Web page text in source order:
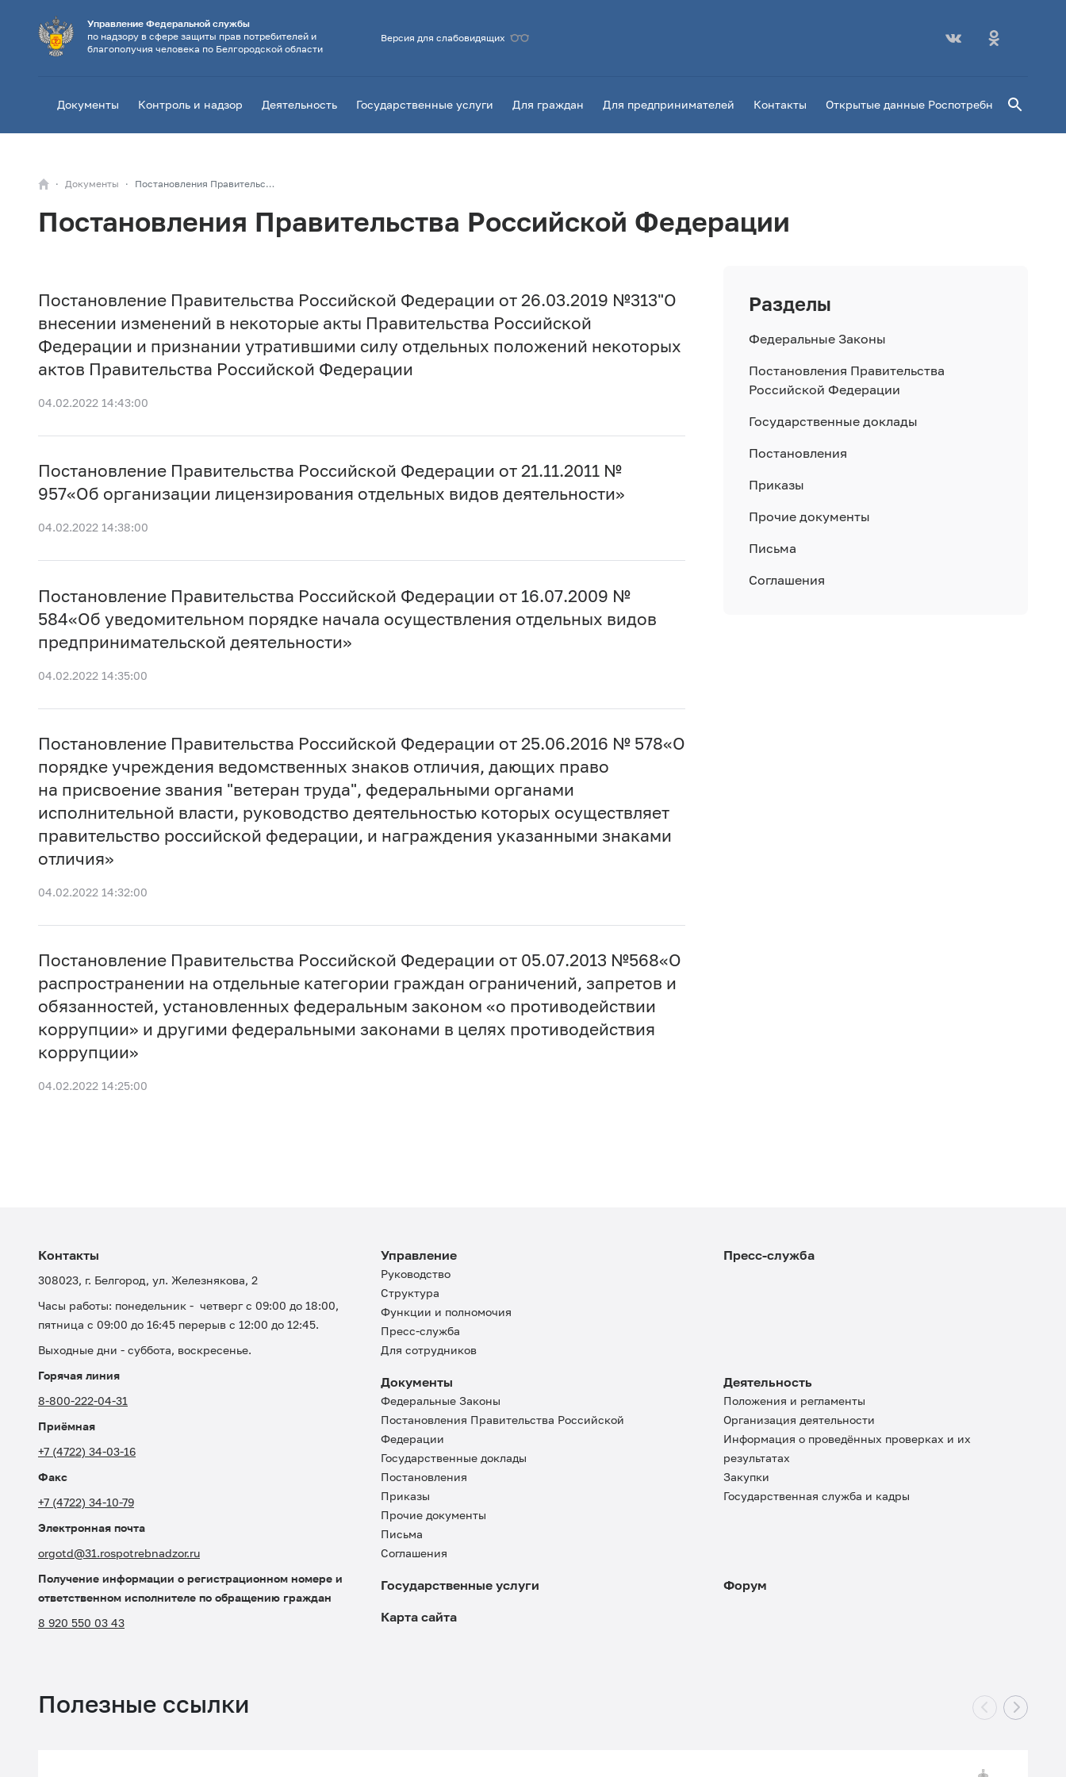
Управление Федеральной службы
по надзору в сфере защиты прав потребителей и
благополучия человека по Белгородской области
Версия для слабовидящих
Документы Контроль и надзор Деятельность Государственные услуги Для граждан Для предпринимателей Контакты Открытые данные Роспотребнадзора
Поиск
Документы Постановления Правительства Российской Федерации
Постановления Правительства Российской Федерации
Постановление Правительства Российской Федерации от 26.03.2019 №313"О
внесении изменений в некоторые акты Правительства Российской
Федерации и признании утратившими силу отдельных положений некоторых
актов Правительства Российской Федерации
04.02.2022 14:43:00
Постановление Правительства Российской Федерации от 21.11.2011 №
957«Об организации лицензирования отдельных видов деятельности»
04.02.2022 14:38:00
Постановление Правительства Российской Федерации от 16.07.2009 №
584«Об уведомительном порядке начала осуществления отдельных видов
предпринимательской деятельности»
04.02.2022 14:35:00
Постановление Правительства Российской Федерации от 25.06.2016 № 578«О
порядке учреждения ведомственных знаков отличия, дающих право
на присвоение звания "ветеран труда", федеральными органами
исполнительной власти, руководство деятельностью которых осуществляет
правительство российской федерации, и награждения указанными знаками
отличия»
04.02.2022 14:32:00
Постановление Правительства Российской Федерации от 05.07.2013 №568«О
распространении на отдельные категории граждан ограничений, запретов и
обязанностей, установленных федеральным законом «о противодействии
коррупции» и другими федеральными законами в целях противодействия
коррупции»
04.02.2022 14:25:00
Разделы
Федеральные Законы
Постановления Правительства
Российской Федерации
Государственные доклады
Постановления
Приказы
Прочие документы
Письма
Соглашения
Контакты
308023, г. Белгород, ул. Железнякова, 2
Часы работы: понедельник - четверг с 09:00 до 18:00,
пятница с 09:00 до 16:45 перерыв с 12:00 до 12:45.
Выходные дни - суббота, воскресенье.
Горячая линия
8-800-222-04-31
Приёмная
+7 (4722) 34-03-16
Факс
+7 (4722) 34-10-79
Электронная почта
orgotd@31.rospotrebnadzor.ru
Получение информации о регистрационном номере и
ответственном исполнителе по обращению граждан
8 920 550 03 43
Управление
Руководство
Структура
Функции и полномочия
Пресс-служба
Для сотрудников
Пресс-служба
Документы
Федеральные Законы
Постановления Правительства Российской
Федерации
Государственные доклады
Постановления
Приказы
Прочие документы
Письма
Соглашения
Деятельность
Положения и регламенты
Организация деятельности
Информация о проведённых проверках и их
результатах
Закупки
Государственная служба и кадры
Государственные услуги
Форум
Карта сайта
Полезные ссылки